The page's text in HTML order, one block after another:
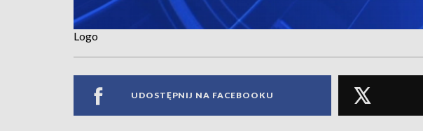
Logo
UDOSTĘPNIJ NA FACEBOOKU